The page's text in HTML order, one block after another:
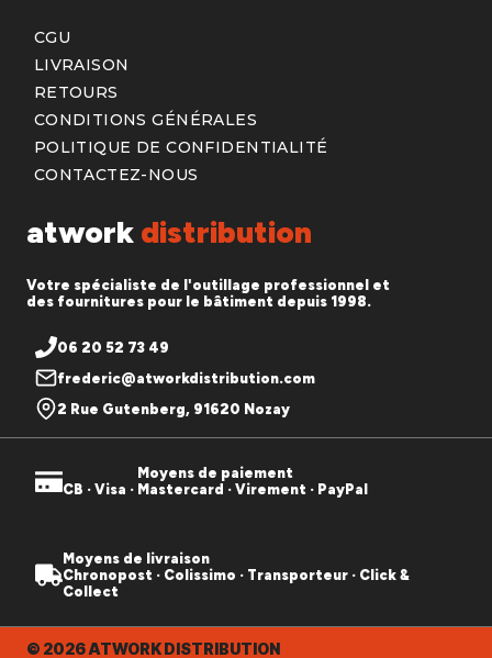
atwork distribution
Votre spécialiste de l'outillage professionnel et
des fournitures pour le bâtiment depuis 1998.
06 20 52 73 49
frederic@atworkdistribution.com
2 Rue Gutenberg, 91620 Nozay
CGU
LIVRAISON
RETOURS
CONDITIONS GÉNÉRALES
POLITIQUE DE CONFIDENTIALITÉ
CONTACTEZ-NOUS
Moyens de paiement
CB · Visa · Mastercard · Virement · PayPal
Moyens de livraison
Chronopost · Colissimo · Transporteur · Click &
Collect
© 2026 ATWORK DISTRIBUTION